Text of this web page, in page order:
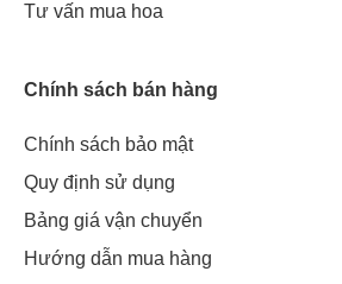
Tư vấn mua hoa
Chính sách bán hàng
Chính sách bảo mật
Quy định sử dụng
Bảng giá vận chuyển
Hướng dẫn mua hàng